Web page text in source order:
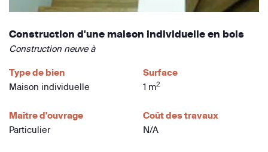
Construction d'une maison individuelle en bois
Construction neuve à
Type de bien
Maison individuelle
Surface
1 m2
Maître d'ouvrage
Particulier
Coût des travaux
N/A